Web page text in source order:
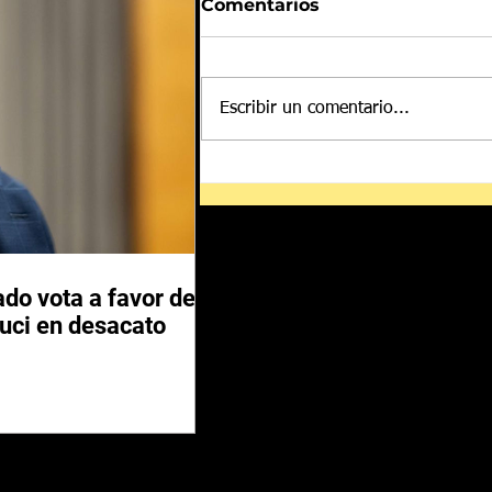
Comentarios
Escribir un comentario...
vota a favor de
en desacato